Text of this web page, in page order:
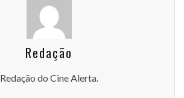
Redação
Redação do Cine Alerta.